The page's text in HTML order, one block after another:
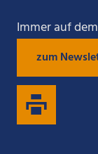
Sie
uns
auf
Immer auf
zum